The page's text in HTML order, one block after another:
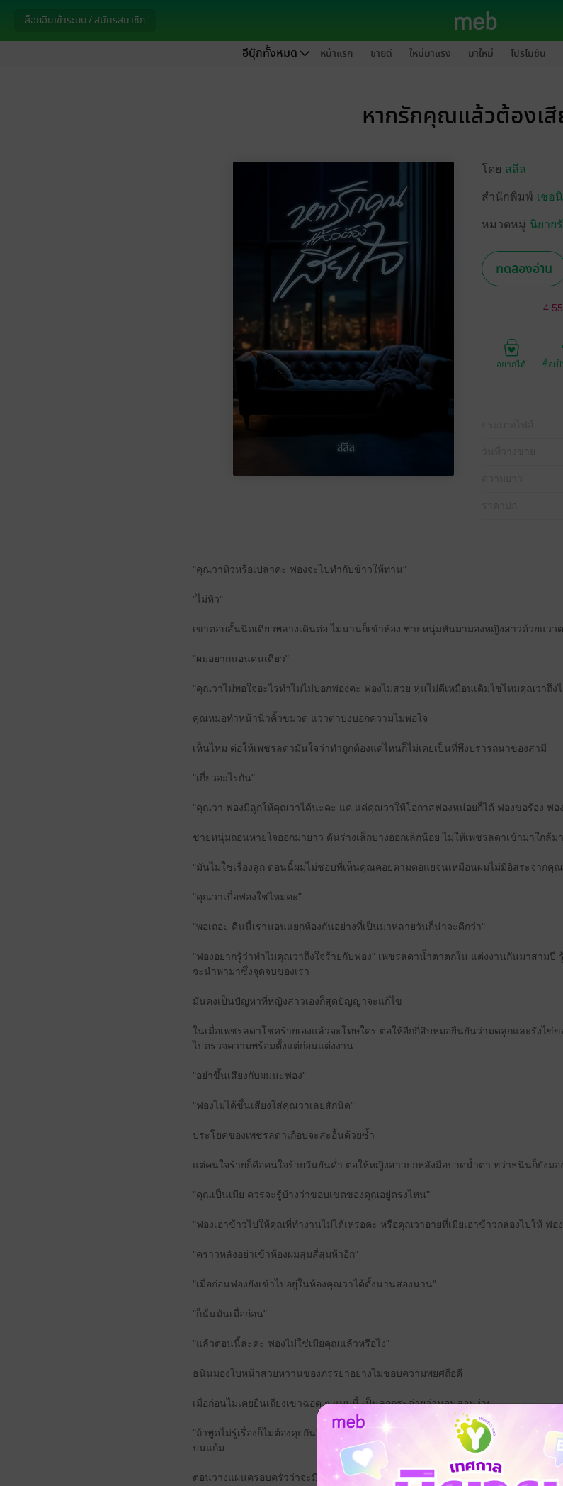
ล็อกอินเข้าระบบ / สมัครสมาชิก
อีบุ๊กทั้งหมด หน้าแรก ขายดี ใหม่มาแรง มาใหม่ โปรโมชัน
หากรักคุณแล้วต้องเสี
โดย สลีล
สำนักพิมพ์ เชอ
หมวดหมู่ นิยาย
ทดลองอ่าน
4.55
อยากได้ ซื้อเ
"คุณวาหิวหรือเปล่าคะ ฟองจะไปทำกับข้าวให้ทาน"
"ไม่หิว"
เขาตอบสั้นนิดเดียวพลางเดินต่อ ไม่นานก็เข้าห้อง ชายหนุ่มหันมามองหญิงสาวด้วยแวว
"ผมอยากนอนคนเดียว"
"คุณวาไม่พอใจอะไรทำไมไม่บอกฟองคะ ฟองไม่สวย หุ่นไม่ดีเหมือนเดิมใช่ไหมคุณวาถึง
คุณหมอทำหน้านิ่วคิ้วขมวด แววตาบ่งบอกความไม่พอใจ
เห็นไหม ต่อให้เพชรลดามั่นใจว่าทำถูกต้องแค่ไหนก็ไม่เคยเป็นที่พึงปรารถนาของสามี
"เกี่ยวอะไรกัน"
"คุณวา ฟองมีลูกให้คุณวาได้นะคะ แค่ แค่คุณวาให้โอกาสฟองหน่อยก็ได้ ฟองขอร้อง ฟอ
ชายหนุ่มถอนหายใจออกมายาว ดันร่างเล็กบางออกเล็กน้อย ไม่ให้เพชรลดาเข้ามาใกล้ม
"มันไม่ใช่เรื่องลูก ตอนนี้ผมไม่ชอบที่เห็นคุณคอยตามตอแยจนเหมือนผมไม่มีอิสระจากคุ
"คุณวาเบื่อฟองใช่ไหมคะ"
"พอเถอะ คืนนี้เรานอนแยกห้องกันอย่างที่เป็นมาหลายวันก็น่าจะดีกว่า"
"ฟองอยากรู้ว่าทำไมคุณวาถึงใจร้ายกับฟอง" เพชรลดาน้ำตาตกใน แต่งงานกันมาสามปี
จะนำพามาซึ่งจุดจบของเรา
มันคงเป็นปัญหาที่หญิงสาวเองก็สุดปัญญาจะแก้ไข
ในเมื่อเพชรลดาโชคร้ายเองแล้วจะโทษใคร ต่อให้อีกกี่สิบหมอยืนยันว่ามดลูกและรังไข่
ไปตรวจความพร้อมตั้งแต่ก่อนแต่งงาน
"อย่าขึ้นเสียงกับผมนะฟอง"
"ฟองไม่ได้ขึ้นเสียงใส่คุณวาเลยสักนิด"
ประโยคของเพชรลดาเกือบจะสะอื้นด้วยซ้ำ
แต่คนใจร้ายก็คือคนใจร้ายวันยันค่ำ ต่อให้หญิงสาวยกหลังมือปาดน้ำตา ทว่าธนินก็ยังมอ
"คุณเป็นเมีย ควรจะรู้บ้างว่าขอบเขตของคุณอยู่ตรงไหน"
"ฟองเอาข้าวไปให้คุณที่ทำงานไม่ได้เหรอคะ หรือคุณวาอายที่เมียเอาข้าวกล่องไปให้ ฟอ
"คราวหลังอย่าเข้าห้องผมสุ่มสี่สุ่มห้าอีก"
"เมื่อก่อนฟองยังเข้าไปอยู่ในห้องคุณวาได้ตั้งนานสองนาน"
"ก็นั่นมันเมื่อก่อน"
"แล้วตอนนี้ล่ะคะ ฟองไม่ใช่เมียคุณแล้วหรือไง"
ธนินมองใบหน้าสวยหวานของภรรยาอย่างไม่ชอบความพยศถือดี
เมื่อก่อนไม่เคยยืนเถียงเขาฉอด ๆ แบบนี้ เป็นลูกกระต่ายว่านอนสอนง่าย
"ถ้าพูดไม่รู้เรื่องก็ไม่ต้องคุยกัน" ชายหนุ่มตัดบทในแบบที่ไม่ต้องการเผชิญหน้ากับเมียจด
บนแก้ม
ตอนวางแผนครอบครัวว่าจะมีลูกสาวคน ลูกชายคนด้วยกันมันทั้งอ่อนหวานทั้งมีความสุข